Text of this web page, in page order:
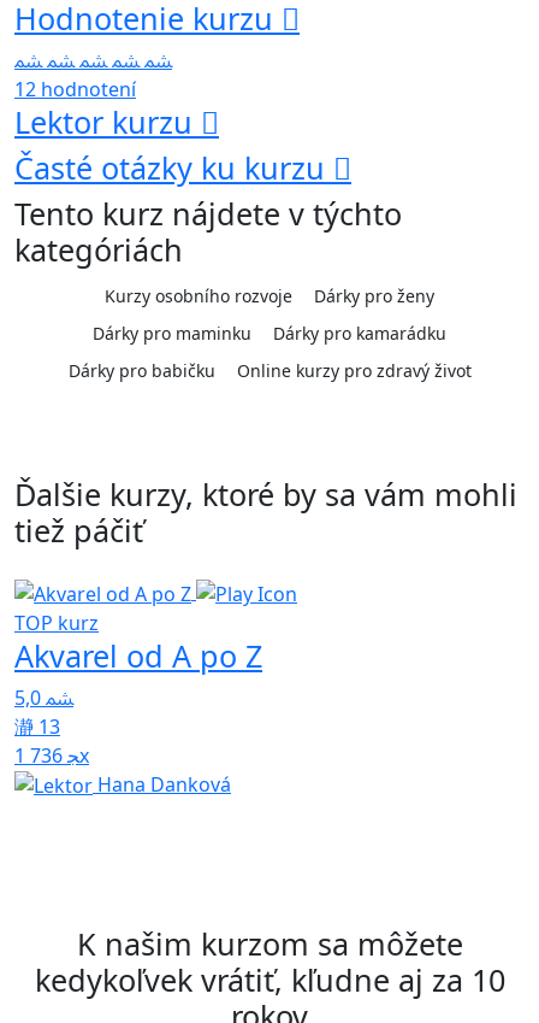
Hodnotenie kurzu
12 hodnotení
Lektor kurzu
Časté otázky ku kurzu
Tento kurz nájdete v týchto
kategóriách
Kurzy osobního rozvoje
Dárky pro ženy
Dárky pro maminku
Dárky pro kamarádku
Dárky pro babičku
Online kurzy pro zdravý život
Ďalšie kurzy, ktoré by sa vám mohli
tiež páčiť
TOP kurz
Akvarel od A po Z
5,0
13
1 736x
Hana Danková
K našim kurzom sa môžete
kedykoľvek vrátiť, kľudne aj za 10